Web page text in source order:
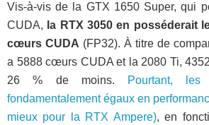
Vis-à-vis de la GTX 1650 Super, qui
CUDA, la RTX 3050 en posséderait
cœurs CUDA (FP32). À titre de
a 5888 cœurs CUDA et la 2080 Ti,
26 % de moins.
Pourtant,
fondamentalement égaux en
mieux pour la RTX Ampere), en